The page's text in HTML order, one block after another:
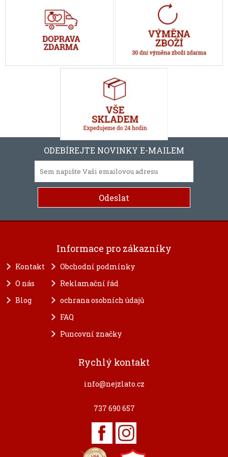
ODEBÍREJTE NOVINKY E-MAILEM
Informace pro zákazníky
Kontakt
O nás
Blog
Obchodní podmínky
Reklamační řád
ochrana osobních údajů
FAQ
Puncovní značky
Rychlý kontakt
info@nejzlato.cz
737 690 657